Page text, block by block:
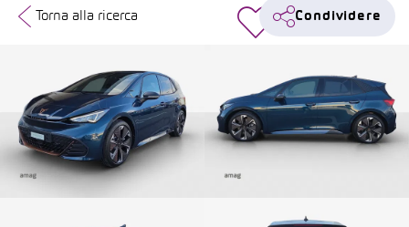
Torna alla ricerca Condividere